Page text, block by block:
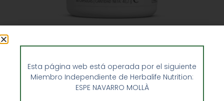
48,90€
Añadir al carrito
Esta página web está operada por el siguiente
Miembro Independiente de Herbalife Nutrition:
ESPE NAVARRO MOLLÀ